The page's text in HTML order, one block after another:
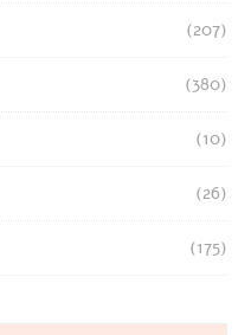
(207)
(380)
(10)
(26)
(175)